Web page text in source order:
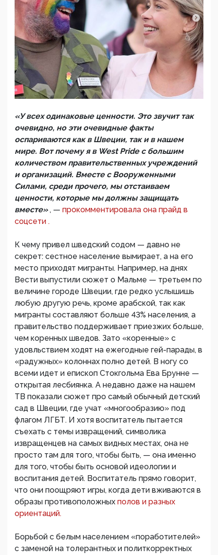
«У всех одинаковые ценности. Это звучит так
очевидно, но эти очевидные факты
оспариваются как в Швеции, так и в нашем
мире. Вот почему я в West Pride с большим
количеством правительственных учреждений
и организаций. Вместе с Вооруженными
Силами, среди прочего, мы отстаиваем
ценности, которые мы должны защищать
вместе», — прокомментировала она прайд в
соцсети .
К чему привел шведский содом — давно не
секрет: сестное население вымирает, а на его
место приходят мигранты. Например, на днях
Вести выпустили сюжет о Мальме — третьем по
величине городе Швеции, где редко услышишь
любую другую речь, кроме арабской, так как
мигранты составляют больше 43% населения, а
правительство поддерживает приезжих больше,
чем коренных шведов. Зато «коренные» с
удовльствием ходят на ежегодные гей-парады, в
«радужных» колоннах полно детей. В ногу со
всеми идет и епископ Стокгольма Ева Брунне —
открытая лесбиянка. А недавно даже на нашем
ТВ показали сюжет про самый обычный детский
сад в Швеции, где учат «многообразию» под
флагом ЛГБТ. И хотя воспитатель пытается
съехать с темы извращений, символика
извращенцев на самых видных местах, она не
просто там для того, чтобы быть, — она именно
для того, чтобы быть основой идеологии и
воспитания детей. Воспитатель прямо говорит,
что они поощряют игры, когда дети вживаются в
образы противоположных полов и разных
ориентаций.
Борьбой с белым населением «поработителей»
с заменой на толерантных и политкорректных